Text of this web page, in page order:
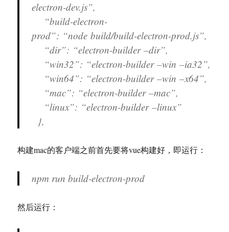
electron-dev.js”,
“build-electron-
prod”: “node build/build-electron-prod.js”,
“dir”: “electron-builder –dir”,
“win32”: “electron-builder –win –ia32”,
“win64”: “electron-builder –win –x64”,
“mac”: “electron-builder –mac”,
“linux”: “electron-builder –linux”
},
构建mac的客户端之前首先要将vue构建好，即运行：
npm run build-electron-prod
然后运行：